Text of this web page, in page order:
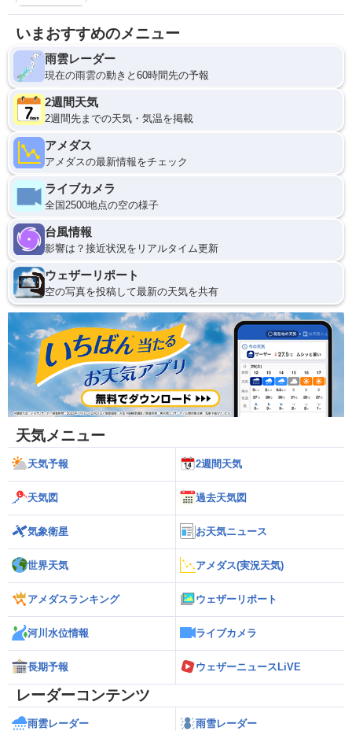
いまおすすめのメニュー
雨雲レーダー
現在の雨雲の動きと60時間先の予報
2週間天気
2週間先までの天気・気温を掲載
アメダス
アメダスの最新情報をチェック
ライブカメラ
全国2500地点の空の様子
台風情報
影響は？接近状況をリアルタイム更新
ウェザーリポート
空の写真を投稿して最新の天気を共有
天気メニュー
天気予報 2週間天気
天気図 過去天気図
気象衛星 お天気ニュース
世界天気 アメダス(実況天気)
アメダスランキング ウェザーリポート
河川水位情報 ライブカメラ
長期予報 ウェザーニュースLiVE
レーダーコンテンツ
雨雲レーダー 雨雪レーダー